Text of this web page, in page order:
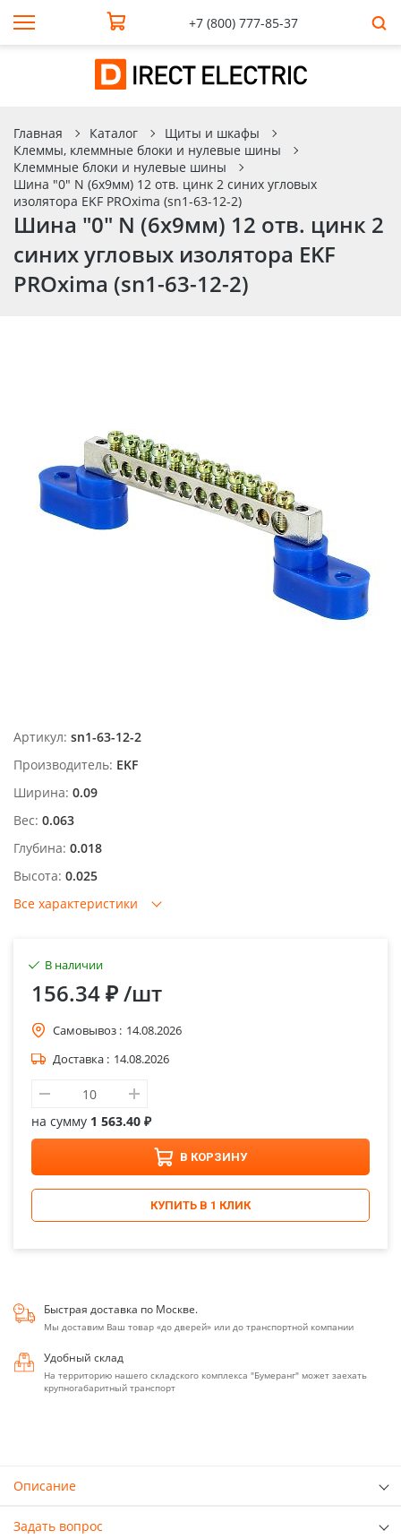
+7 (800) 777-85-37
Главная Каталог
Щиты и шкафы
Клеммы, клеммные блоки и нулевые шины
Клеммные блоки и нулевые шины
Шина "0" N (6x9мм) 12 отв. цинк 2 синих угловых
изолятора EKF PROxima (sn1-63-12-2)
Шина "0" N (6x9мм) 12 отв. цинк 2
синих угловых изолятора EKF
PROxima (sn1-63-12-2)
Артикул: sn1-63-12-2
Производитель: EKF
Ширина: 0.09
Вес: 0.063
Глубина: 0.018
Высота: 0.025
Все характеристики
В наличии
156.34 ₽/шт
Самовывоз : 14.08.2026
Доставка : 14.08.2026
на сумму 1 563.40 ₽
В КОРЗИНУ
КУПИТЬ В 1 КЛИК
Быстрая доставка по Москве.
Мы доставим Ваш товар «до дверей» или до транспортной компании
Удобный склад
На территорию нашего складского комплекса "Бумеранг" может заехать
крупногабаритный транспорт
Описание
Задать вопрос